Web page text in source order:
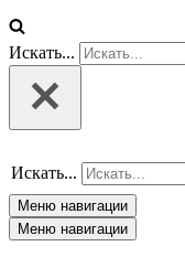
Искать...
Искать...
Меню навигации
Меню навигации